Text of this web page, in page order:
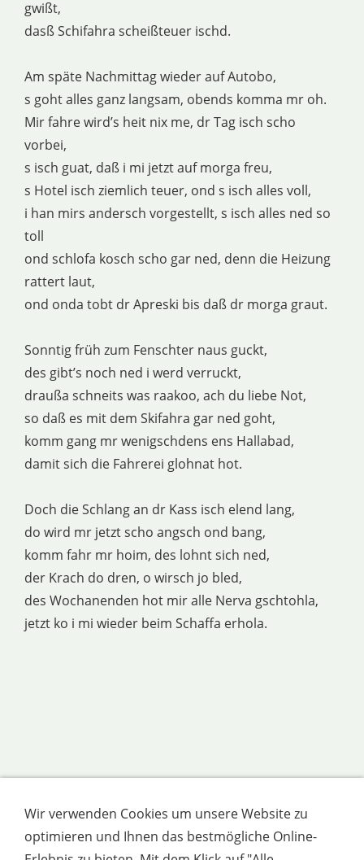
gwißt,
dasß Schifahra scheißteuer ischd.
Am späte Nachmittag wieder auf Autobo,
s goht alles ganz langsam, obends komma mr oh.
Mir fahre wird’s heit nix me, dr Tag isch scho
vorbei,
s isch guat, daß i mi jetzt auf morga freu,
s Hotel isch ziemlich teuer, ond s isch alles voll,
i han mirs andersch vorgestellt, s isch alles ned so
toll
ond schlofa kosch scho gar ned, denn die Heizung
rattert laut,
ond onda tobt dr Apreski bis daß dr morga graut.
Sonntig früh zum Fenschter naus guckt,
des gibt’s noch ned i werd verruckt,
draußa schneits was raakoo, ach du liebe Not,
so daß es mit dem Skifahra gar ned goht,
komm gang mr wenigschdens ens Hallabad,
damit sich die Fahrerei glohnat hot.
Doch die Schlang an dr Kass isch elend lang,
do wird mr jetzt scho angsch ond bang,
komm fahr mr hoim, des lohnt sich ned,
der Krach do dren, o wirsch jo bled,
des Wochanenden hot mir alle Nerva gschtohla,
jetzt ko i mi wieder beim Schaffa erhola.
Wir verwenden Cookies um unsere Website zu
optimieren und Ihnen das bestmögliche Online-